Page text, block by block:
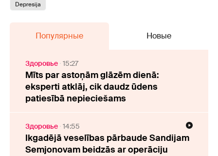
Depresija
Популярные Новые
Здоровье 15:27
Mīts par astoņām glāzēm dienā:
eksperti atklāj, cik daudz ūdens
patiesībā nepieciešams
Здоровье 14:55
Ikgadējā veselības pārbaude Sandijam
Semjonovam beidzās ar operāciju